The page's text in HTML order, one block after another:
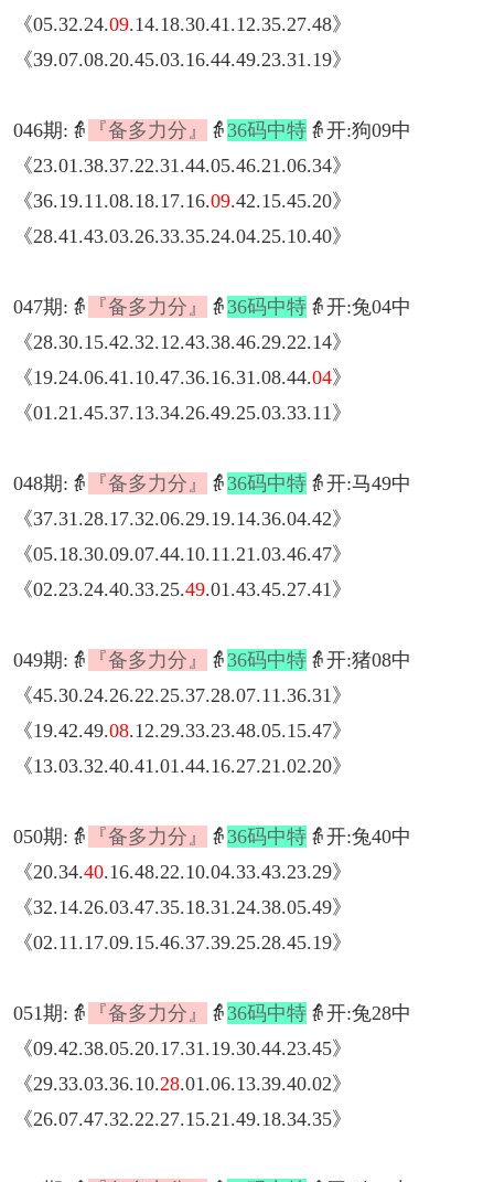
《05.32.24.09.14.18.30.41.12.35.27.48》
《39.07.08.20.45.03.16.44.49.23.31.19》
046期:👵 『备多力分』 👵 36码中特 👵开:狗09中
《23.01.38.37.22.31.44.05.46.21.06.34》
《36.19.11.08.18.17.16.09.42.15.45.20》
《28.41.43.03.26.33.35.24.04.25.10.40》
047期:👵 『备多力分』 👵 36码中特 👵开:兔04中
《28.30.15.42.32.12.43.38.46.29.22.14》
《19.24.06.41.10.47.36.16.31.08.44.04》
《01.21.45.37.13.34.26.49.25.03.33.11》
048期:👵 『备多力分』 👵 36码中特 👵开:马49中
《37.31.28.17.32.06.29.19.14.36.04.42》
《05.18.30.09.07.44.10.11.21.03.46.47》
《02.23.24.40.33.25.49.01.43.45.27.41》
049期:👵 『备多力分』 👵 36码中特 👵开:猪08中
《45.30.24.26.22.25.37.28.07.11.36.31》
《19.42.49.08.12.29.33.23.48.05.15.47》
《13.03.32.40.41.01.44.16.27.21.02.20》
050期:👵 『备多力分』 👵 36码中特 👵开:兔40中
《20.34.40.16.48.22.10.04.33.43.23.29》
《32.14.26.03.47.35.18.31.24.38.05.49》
《02.11.17.09.15.46.37.39.25.28.45.19》
051期:👵 『备多力分』 👵 36码中特 👵开:兔28中
《09.42.38.05.20.17.31.19.30.44.23.45》
《29.33.03.36.10.28.01.06.13.39.40.02》
《26.07.47.32.22.27.15.21.49.18.34.35》